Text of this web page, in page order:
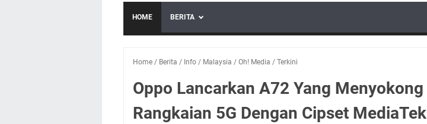
HOME BERITA
Home / Berita / Info / Malaysia / Oh! Media / Terkini
Oppo Lancarkan A72 Yang Menyokong
Rangkaian 5G Dengan Cipset MediaTek